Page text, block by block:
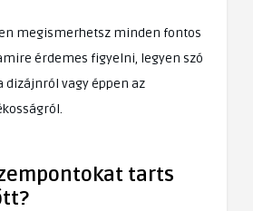
megismerhetsz minden fontos
érdemes figyelni, legyen szó
dizájnról vagy éppen az
tarts